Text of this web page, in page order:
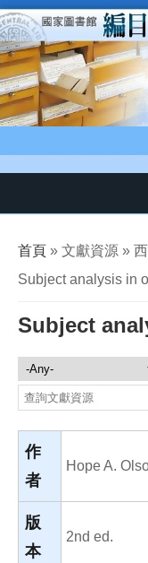
移至主內容
您在這裡
首頁 » 文獻資源 »
Subject analysis in
Subject
文獻資源
Search this site
作
者
Hope A.
版
本
2nd ed.